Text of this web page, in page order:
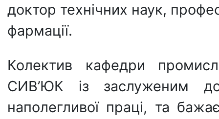
доктор технічних наук,
фармації.
Колектив кафедри
СИВ’ЮК із заслуженим
наполегливої праці, та